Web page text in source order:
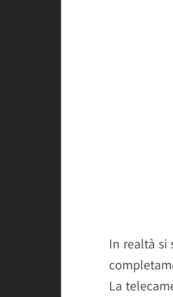
In realtà si
La